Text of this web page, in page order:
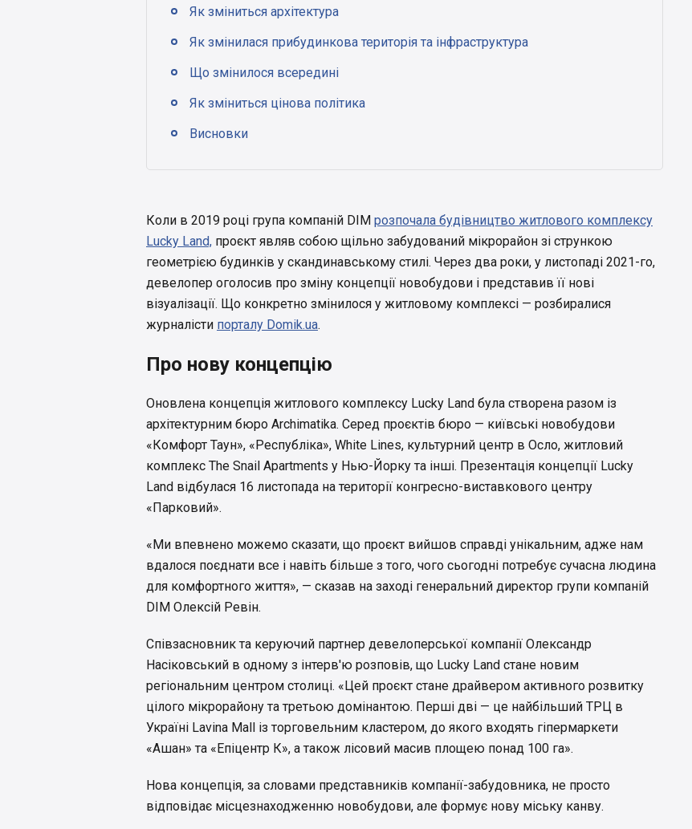
Як зміниться архітектура
Як змінилася прибудинкова територія та інфраструктура
Що змінилося всередині
Як зміниться цінова політика
Висновки
Коли в 2019 році група компаній DIM розпочала будівництво житлового комплексу
Lucky Land, проєкт являв собою щільно забудований мікрорайон зі стрункою
геометрією будинків у скандинавському стилі. Через два роки, у листопаді 2021-го,
девелопер оголосив про зміну концепції новобудови і представив її нові
візуалізації. Що конкретно змінилося у житловому комплексі — розбиралися
журналісти порталу Domik.ua.
Про нову концепцію
Оновлена ​​концепція житлового комплексу Lucky Land була створена разом із
архітектурним бюро Archimatika. Серед проєктів бюро — київські новобудови
«Комфорт Таун», «Республіка», White Lines, культурний центр в Осло, житловий
комплекс The Snail Apartments у Нью-Йорку та інші. Презентація концепції Lucky
Land відбулася 16 листопада на території конгресно-виставкового центру
«Парковий».
«Ми впевнено можемо сказати, що проєкт вийшов справді унікальним, адже нам
вдалося поєднати все і навіть більше з того, чого сьогодні потребує сучасна людина
для комфортного життя», — сказав на заході генеральний директор групи компаній
DIM Олексій Ревін.
Співзасновник та керуючий партнер девелоперської компанії Олександр
Насіковський в одному з інтерв'ю розповів, що Lucky Land стане новим
регіональним центром столиці. «Цей проєкт стане драйвером активного розвитку
цілого мікрорайону та третьою домінантою. Перші дві — це найбільший ТРЦ в
Україні Lavina Mall із торговельним кластером, до якого входять гіпермаркети
«Ашан» та «Епіцентр К», а також лісовий масив площею понад 100 га».
Нова концепція, за словами представників компанії-забудовника, не просто
відповідає місцезнаходженню новобудови, але формує нову міську канву.